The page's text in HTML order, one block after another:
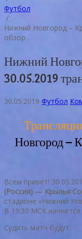
Футбол
/
Нижний Новгород –
обзор
Нижний
30.05.2019
30.05.2019 Футбол
Новгород –
Всем привет!
(Россия) — Крылья
стадионе «Нижний
В 19:30 МСК начнётся
Судить матч будут: